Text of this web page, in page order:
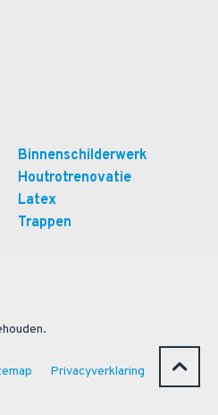
Binnenschilderwerk
Houtrotrenovatie
Latex
Trappen
Privacyverklaring